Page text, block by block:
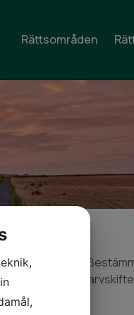
Rättsområden
ett dödsfall.
och